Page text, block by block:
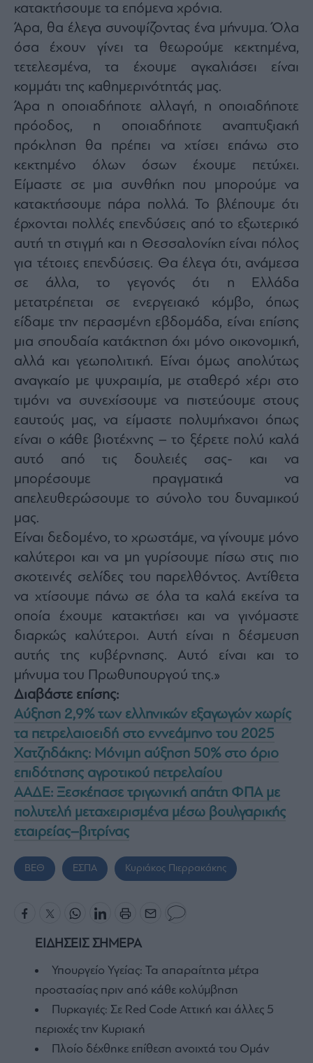
κατακτήσουμε τα επόμενα χρόνια.
Άρα, θα έλεγα συνοψίζοντας ένα μήνυμα. Όλα
όσα έχουν γίνει τα θεωρούμε κεκτημένα,
τετελεσμένα, τα έχουμε αγκαλιάσει είναι
κομμάτι της καθημερινότητάς μας.
Άρα η οποιαδήποτε αλλαγή, η οποιαδήποτε
πρόοδος, η οποιαδήποτε αναπτυξιακή
πρόκληση θα πρέπει να χτίσει επάνω στο
κεκτημένο όλων όσων έχουμε πετύχει.
Είμαστε σε μια συνθήκη που μπορούμε να
κατακτήσουμε πάρα πολλά. Το βλέπουμε ότι
έρχονται πολλές επενδύσεις από το εξωτερικό
αυτή τη στιγμή και η Θεσσαλονίκη είναι πόλος
για τέτοιες επενδύσεις. Θα έλεγα ότι, ανάμεσα
σε άλλα, το γεγονός ότι η Ελλάδα
μετατρέπεται σε ενεργειακό κόμβο, όπως
είδαμε την περασμένη εβδομάδα, είναι επίσης
μια σπουδαία κατάκτηση όχι μόνο οικονομική,
αλλά και γεωπολιτική. Είναι όμως απολύτως
αναγκαίο με ψυχραιμία, με σταθερό χέρι στο
τιμόνι να συνεχίσουμε να πιστεύουμε στους
εαυτούς μας, να είμαστε πολυμήχανοι όπως
είναι ο κάθε βιοτέχνης – το ξέρετε πολύ καλά
αυτό από τις δουλειές σας- και να
μπορέσουμε πραγματικά να
απελευθερώσουμε το σύνολο του δυναμικού
μας.
Είναι δεδομένο, το χρωστάμε, να γίνουμε μόνο
καλύτεροι και να μη γυρίσουμε πίσω στις πιο
σκοτεινές σελίδες του παρελθόντος. Αντίθετα
να χτίσουμε πάνω σε όλα τα καλά εκείνα τα
οποία έχουμε κατακτήσει και να γινόμαστε
διαρκώς καλύτεροι. Αυτή είναι η δέσμευση
αυτής της κυβέρνησης. Αυτό είναι και το
μήνυμα του Πρωθυπουργού της.»
Διαβάστε επίσης:
Αύξηση 2,9% των ελληνικών εξαγωγών χωρίς
τα πετρελαιοειδή στο εννεάμηνο του 2025
Χατζηδάκης: Μόνιμη αύξηση 50% στο όριο
επιδότησης αγροτικού πετρελαίου
ΑΑΔΕ: Ξεσκέπασε τριγωνική απάτη ΦΠΑ με
πολυτελή μεταχειρισμένα μέσω βουλγαρικής
εταιρείας–βιτρίνας
ΒΕΘ ΕΣΠΑ Κυριάκος Πιερρακάκης
ΕΙΔΗΣΕΙΣ ΣΗΜΕΡΑ
Υπουργείο Υγείας: Τα απαραίτητα μέτρα
προστασίας πριν από κάθε κολύμβηση
Πυρκαγιές: Σε Red Code Αττική και άλλες 5
περιοχές την Κυριακή
Πλοίο δέχθηκε επίθεση ανοιχτά του Ομάν